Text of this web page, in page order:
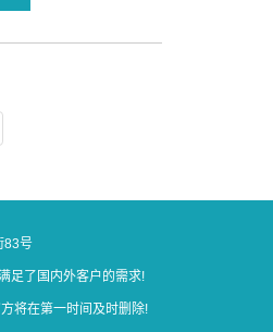
83号
足了国内外客户的需求!
将在第一时间及时删除!